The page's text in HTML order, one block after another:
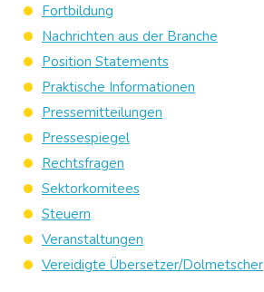
Fortbildung
Nachrichten aus der Branche
Position Statements
Praktische Informationen
Pressemitteilungen
Pressespiegel
Rechtsfragen
Sektorkomitees
Steuern
Veranstaltungen
Vereidigte Übersetzer/Dolmetscher